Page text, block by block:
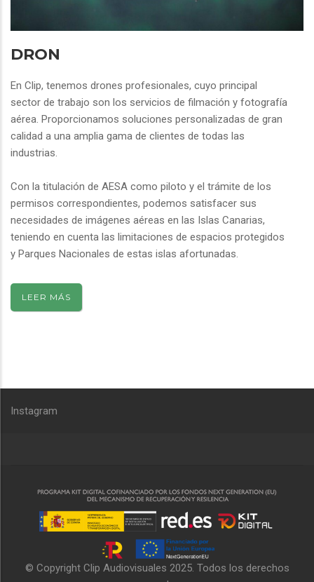
DRON
En Clip, tenemos drones profesionales, cuyo principal
sector de trabajo son los servicios de filmación y fotografía
aérea. Proporcionamos soluciones personalizadas de gran
calidad a una amplia gama de clientes de todas las
industrias.
Con la titulación de AESA como piloto y el trámite de los
permisos correspondientes, podemos satisfacer sus
necesidades de imágenes aéreas en las Islas Canarias,
teniendo en cuenta las limitaciones de espacios protegidos
y Parques Nacionales de estas islas afortunadas.
LEER MÁS
Instagram
© Copyright Clip Audiovisuales 2025. Todos los derechos